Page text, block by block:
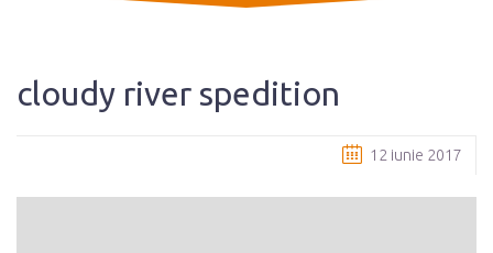
cloudy river spedition
12 iunie 2017